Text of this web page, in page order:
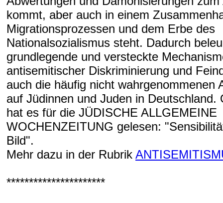
kommt, aber auch in einem
Migrationsprozessen und dem Erbe des
Nationalsozialismus steht. Dadurch
grundlegende und versteckte
antisemitischer Diskriminierung und
auch die häufig nicht wahrgenommenen
auf Jüdinnen und Juden in Deutschland.
hat es für die JÜDISCHE ALLGEMEINE
WOCHENZEITUNG gelesen:
Bild".
Mehr dazu in der Rubrik
**********************